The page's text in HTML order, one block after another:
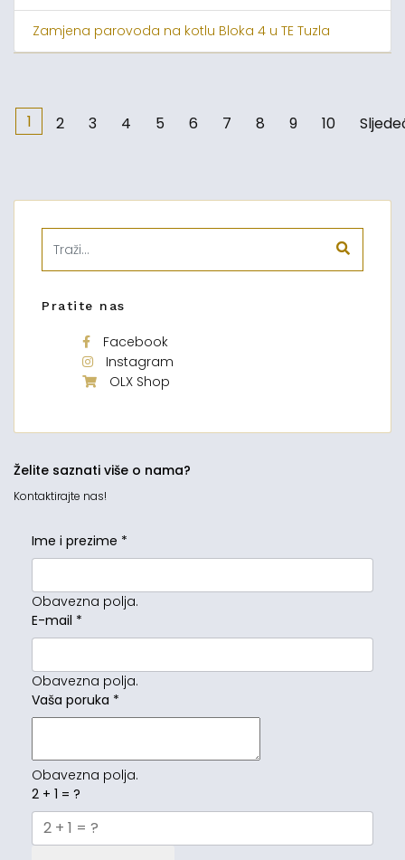
Zamjena parovoda na kotlu Bloka 4 u TE Tuzla
1 2 3 4 5 6 7 8 9 10
Pratite nas
Facebook
Instagram
OLX Shop
Želite saznati više o nama?
Kontaktirajte nas!
Ime i prezime *
Obavezna polja.
E-mail *
Obavezna polja.
Vaša poruka *
Obavezna polja.
2 + 1 = ?